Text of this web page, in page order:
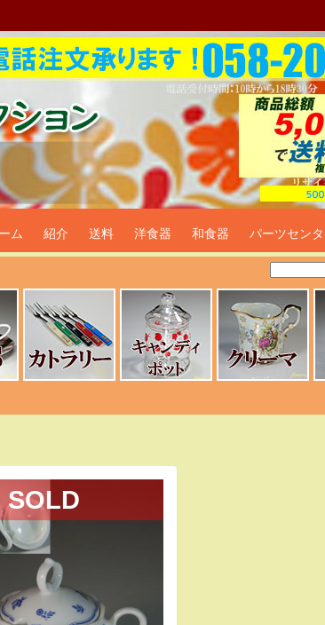
通販＠フリマート
ム 紹介 送料 洋食器 和食器 パーツセン
SOLD